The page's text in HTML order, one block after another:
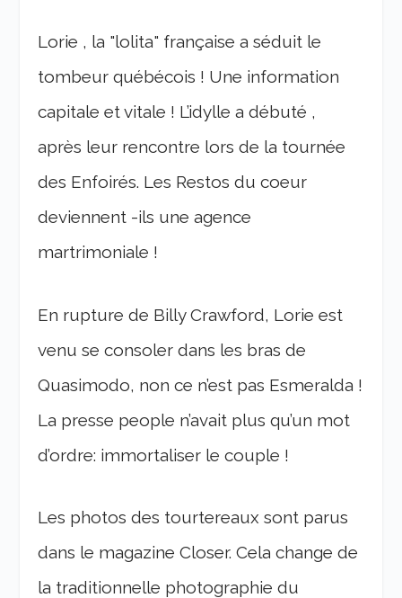
Lorie , la "lolita" française a séduit le
tombeur québécois ! Une information
capitale et vitale ! L’idylle a débuté ,
après leur rencontre lors de la tournée
des Enfoirés. Les Restos du coeur
deviennent -ils une agence
martrimoniale !
En rupture de Billy Crawford, Lorie est
venu se consoler dans les bras de
Quasimodo, non ce n’est pas Esmeralda !
La presse people n’avait plus qu’un mot
d’ordre: immortaliser le couple !
Les photos des tourtereaux sont parus
dans le magazine Closer. Cela change de
la traditionnelle photographie du